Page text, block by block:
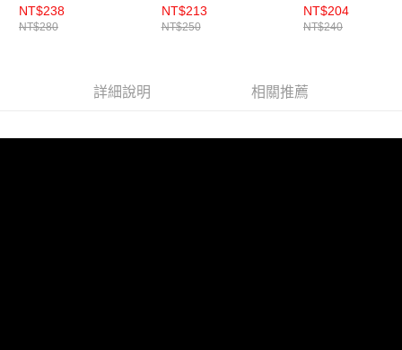
NT$238
NT$280
NT$213
NT$250
NT$204
NT$240
詳細說明 相關推薦